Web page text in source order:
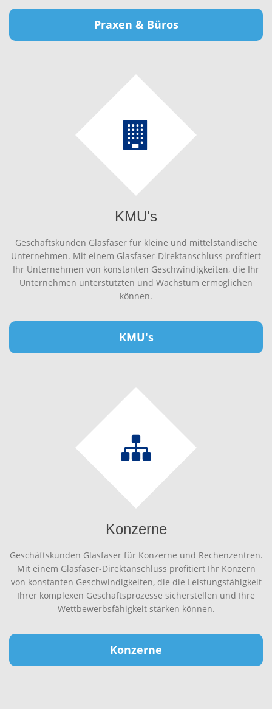
Praxen & Büros
KMU's
Geschäftskunden Glasfaser für kleine und mittelständische
Unternehmen. Mit einem Glasfaser-Direktanschluss profitiert
Ihr Unternehmen von konstanten Geschwindigkeiten, die Ihr
Unternehmen unterstützten und Wachstum ermöglichen
können.
KMU's
Konzerne
Geschäftskunden Glasfaser für Konzerne und Rechenzentren.
Mit einem Glasfaser-Direktanschluss profitiert Ihr Konzern
von konstanten Geschwindigkeiten, die die Leistungsfähigkeit
Ihrer komplexen Geschäftsprozesse sicherstellen und Ihre
Wettbewerbsfähigkeit stärken können.
Konzerne